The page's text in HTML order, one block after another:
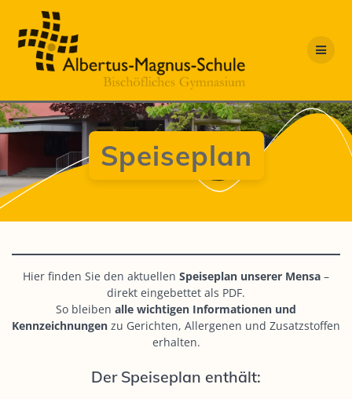
Speiseplan
Hier finden Sie den aktuellen Speiseplan unserer Mensa –
direkt eingebettet als PDF.
So bleiben alle wichtigen Informationen und
Kennzeichnungen zu Gerichten, Allergenen und Zusatzstoffen
erhalten.
Der Speiseplan enthält: